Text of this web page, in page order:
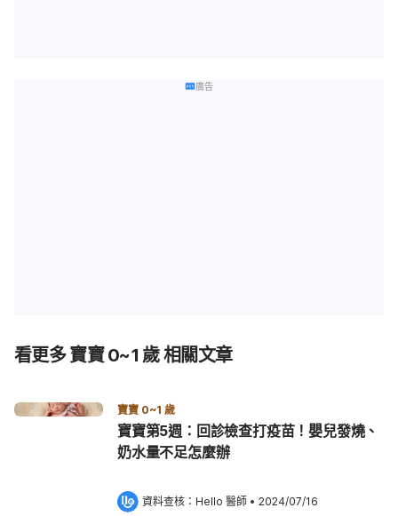
廣告
看更多 寶寶 0~1 歲 相關文章
寶寶 0~1 歲
寶寶第5週：回診檢查打疫苗！嬰兒發燒、
奶水量不足怎麼辦
資料查核： Hello 醫師 • 2024/07/16